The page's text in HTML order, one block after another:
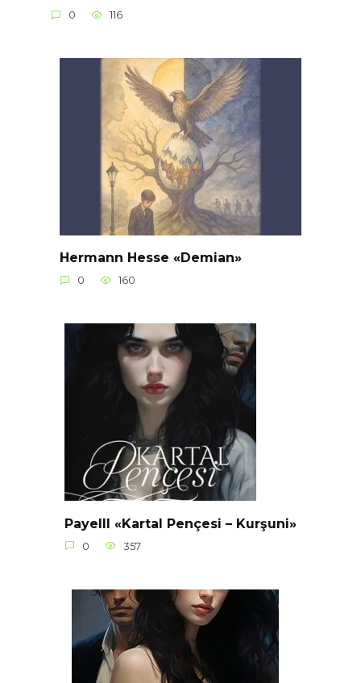
0 116
Hermann Hesse «Demian»
0 160
Payelll «Kartal Pençesi – Kurşuni»
0 357